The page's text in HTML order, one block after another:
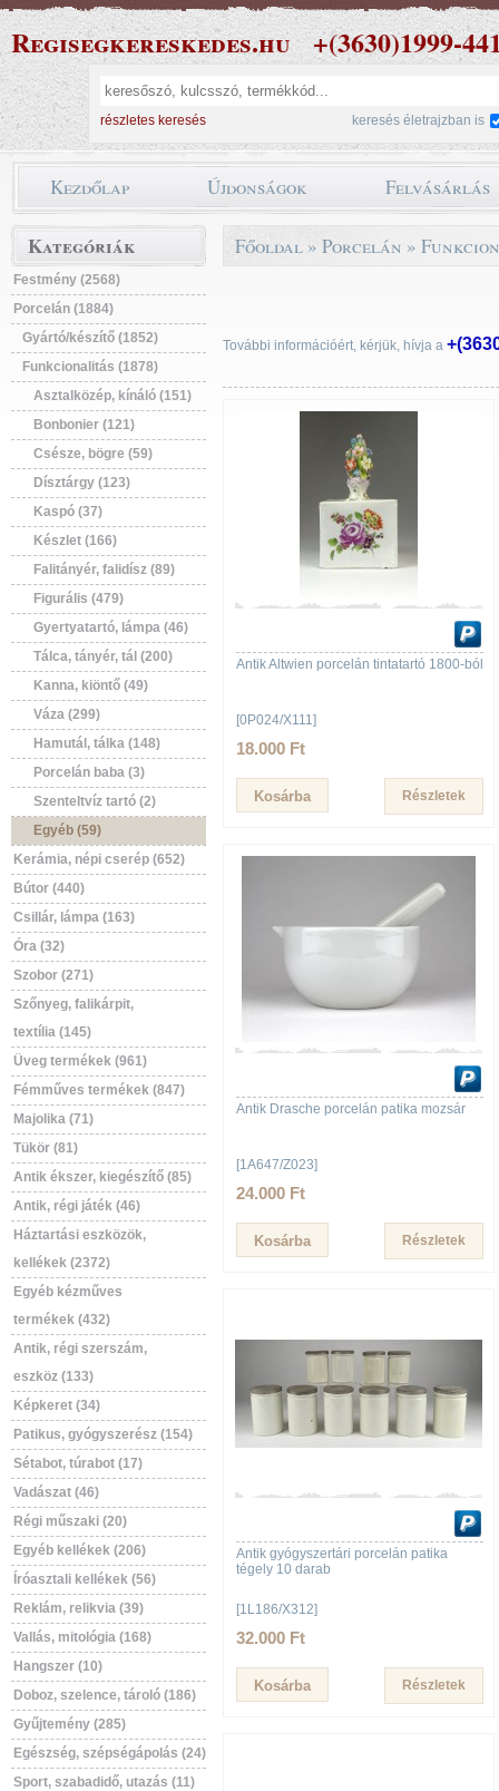
Regisegkereskedes.hu +(3630)1999-
részletes keresés keresés életrajzban is
Kezdőlap Újdonságok Felvásárlás
Kategóriák
Festmény (2568)
Porcelán (1884)
Gyártó/készítő (1852)
Funkcionalitás (1878)
Asztalközép, kínáló (151)
Bonbonier (121)
Csésze, bögre (59)
Dísztárgy (123)
Kaspó (37)
Készlet (166)
Falitányér, falidísz (89)
Figurális (479)
Gyertyatartó, lámpa (46)
Tálca, tányér, tál (200)
Kanna, kiöntő (49)
Váza (299)
Hamutál, tálka (148)
Porcelán baba (3)
Szenteltvíz tartó (2)
Egyéb (59)
Kerámia, népi cserép (652)
Bútor (440)
Csillár, lámpa (163)
Óra (32)
Szobor (271)
Szőnyeg, falikárpit,
textília (145)
Üveg termékek (961)
Fémműves termékek (847)
Majolika (71)
Tükör (81)
Antik ékszer, kiegészítő (85)
Antik, régi játék (46)
Háztartási eszközök,
kellékek (2372)
Egyéb kézműves
termékek (432)
Antik, régi szerszám,
eszköz (133)
Képkeret (34)
Patikus, gyógyszerész (154)
Sétabot, túrabot (17)
Vadászat (46)
Régi műszaki (20)
Egyéb kellékek (206)
Íróasztali kellékek (56)
Reklám, relikvia (39)
Vallás, mitológia (168)
Hangszer (10)
Doboz, szelence, tároló (186)
Gyűjtemény (285)
Egészség, szépségápolás (24)
Sport, szabadidő, utazás (11)
Főoldal » Porcelán »
További információért, kérjük, hívja a
Antik Altwien porcelán tintatartó 1800-ból
[0P024/X111]
18.000 Ft
Részletek
Antik Drasche porcelán patika mozsár
[1A647/Z023]
24.000 Ft
Részletek
Antik gyógyszertári porcelán patika
tégely 10 darab
[1L186/X312]
32.000 Ft
Részletek